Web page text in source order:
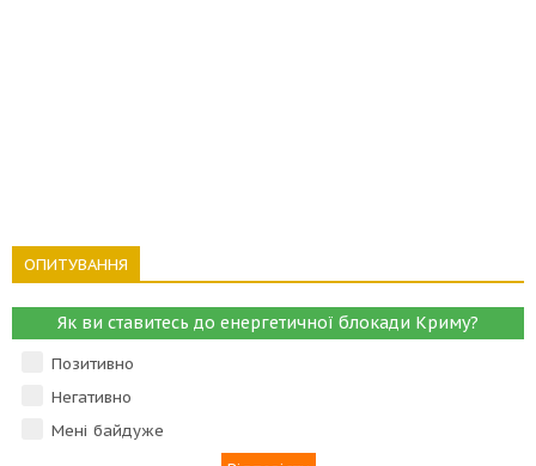
ОПИТУВАННЯ
Як ви ставитесь до енергетичної блокади Криму?
Позитивно
Негативно
Мені байдуже